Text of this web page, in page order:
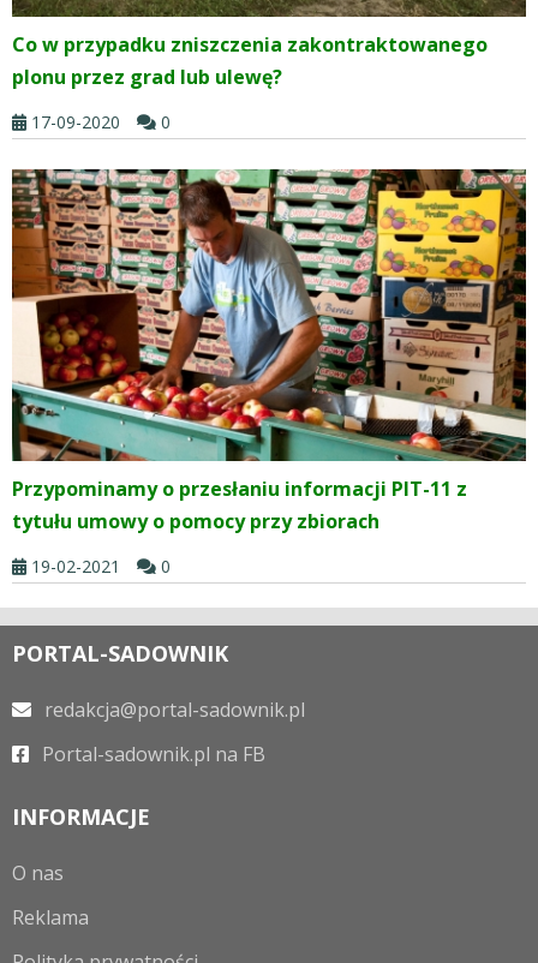
Co w przypadku zniszczenia zakontraktowanego
plonu przez grad lub ulewę?
17-09-2020 0
Przypominamy o przesłaniu informacji PIT-11 z
tytułu umowy o pomocy przy zbiorach
19-02-2021 0
PORTAL-SADOWNIK
redakcja@portal-sadownik.pl
Portal-sadownik.pl na FB
INFORMACJE
O nas
Reklama